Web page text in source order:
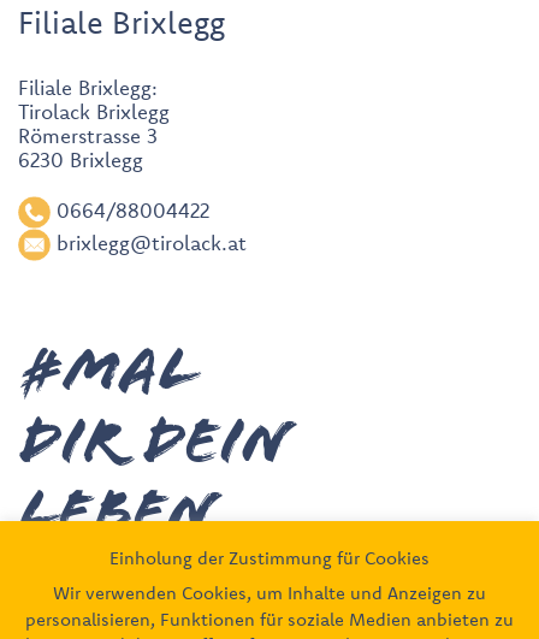
Filiale Brixlegg
Filiale Brixlegg:
Tirolack Brixlegg
Römerstrasse 3
6230 Brixlegg
0664/88004422
brixlegg@tirolack.at
#MAL
DIR deiN
leben
Unsere Partner
Einholung der Zustimmung für Cookies
Wir verwenden Cookies, um Inhalte und Anzeigen zu
personalisieren, Funktionen für soziale Medien anbieten zu